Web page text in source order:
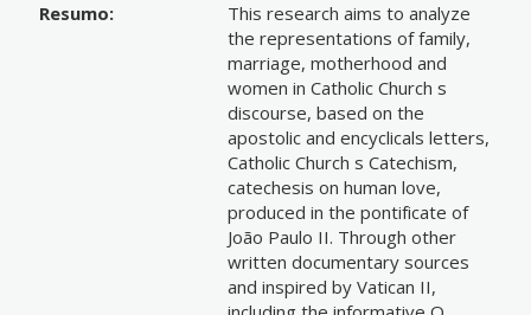
Resumo:
This research aims to analyze
the representations of family,
marriage, motherhood and
women in Catholic Church s
discourse, based on the
apostolic and encyclicals letters,
Catholic Church s Catechism,
catechesis on human love,
produced in the pontificate of
João Paulo II. Through other
written documentary sources
and inspired by Vatican II,